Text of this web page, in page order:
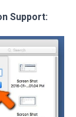
Support: